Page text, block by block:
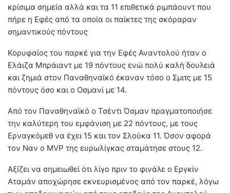
κρίσιμα σημεία αλλά και τα 11 επιθετικά ριμπάουντ που
πήρε η Εφές από τα οποία οι παίκτες της σκόραραν
σημαντικούς πόντους
Κορυφαίος του παρκέ για την Εφές Αναντολού ήταν ο
Ελάιζα Μπράιαντ με 19 πόντους ενώ πολύ καλή δουλειά
και ζημιά στον Παναθηναϊκό έκαναν τόσο ο Σμιτς με 15
πόντους όσο και ο Οσμανί με 14.
Από τον Παναθηναϊκό ο Τσέντι Όσμαν πραγματοποιήσε
την καλύτερη του εμφάνιση με 22 πόντους, με τους
Ερναγκόμεθ να έχει 15 και τον Σλούκα 11. Όσον αφορά
τον Ναν ο MVP της ευρωλίγκας σταμάτησε στους 12.
Αξίζει να σημειωθεί ότι λίγο πριν το φινάλε ο Εργκίν
Αταμάν αποχώρησε εκνευρισμένος από τον παρκέ, λόγω